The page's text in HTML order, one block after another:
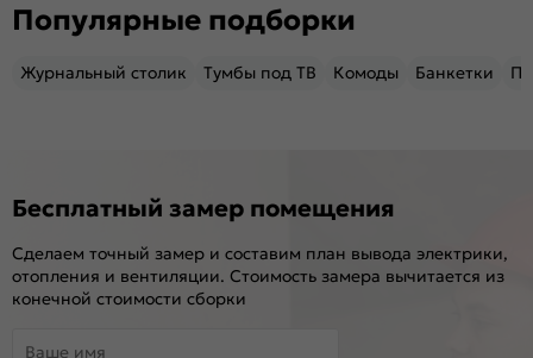
Популярные подборки
Журнальный столик Тумбы под ТВ Комоды Банкетки
Бесплатный замер помещения
Сделаем точный замер и составим план вывода электрики,
отопления и вентиляции. Стоимость замера вычитается из
конечной стоимости сборки
Ваше имя